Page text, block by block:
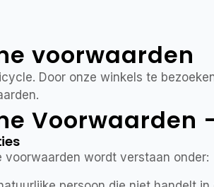
voorwaarden
Door onze winkels te
Voorwaarden
voorwaarden wordt verstaan onder: